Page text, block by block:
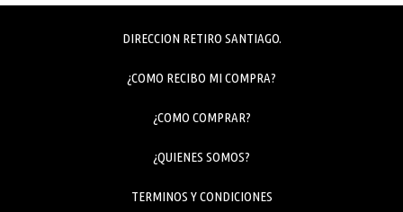
DIRECCION RETIRO SANTIAGO.
¿COMO RECIBO MI COMPRA?
¿COMO COMPRAR?
¿QUIENES SOMOS?
TERMINOS Y CONDICIONES